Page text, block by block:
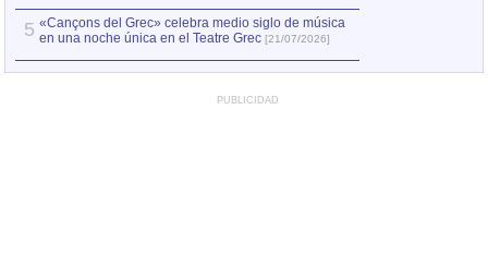
5 «Cançons del Grec» celebra medio siglo de música
en una noche única en el Teatre Grec [21/07/2026]
PUBLICIDAD